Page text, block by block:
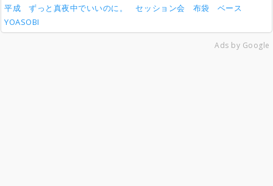
平成
ずっと真夜中でいいのに。 セッション会 布袋
ベース
YOASOBI
Ads by Google